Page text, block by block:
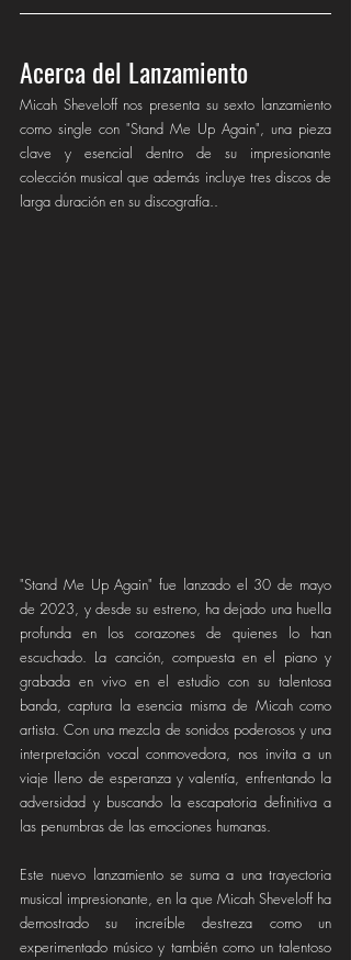
Acerca del Lanzamiento
Micah Sheveloff nos presenta su sexto lanzamiento
como single con "Stand Me Up Again", una pieza
clave y esencial dentro de su impresionante
colección musical que además incluye tres discos de
larga duración en su discografía..
"Stand Me Up Again" fue lanzado el 30 de mayo
de 2023, y desde su estreno, ha dejado una huella
profunda en los corazones de quienes lo han
escuchado. La canción, compuesta en el piano y
grabada en vivo en el estudio con su talentosa
banda, captura la esencia misma de Micah como
artista. Con una mezcla de sonidos poderosos y una
interpretación vocal conmovedora, nos invita a un
viaje lleno de esperanza y valentía, enfrentando la
adversidad y buscando la escapatoria definitiva a
las penumbras de las emociones humanas.
Este nuevo lanzamiento se suma a una trayectoria
musical impresionante, en la que Micah Sheveloff ha
demostrado su increíble destreza como un
experimentado músico y también como un talentoso